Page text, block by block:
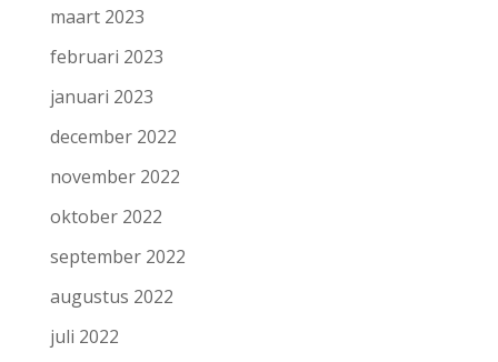
maart 2023
februari 2023
januari 2023
december 2022
november 2022
oktober 2022
september 2022
augustus 2022
juli 2022